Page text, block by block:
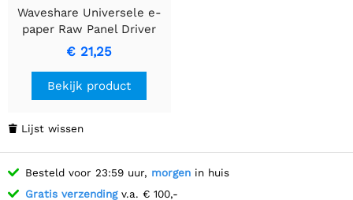
Waveshare Universele e-
paper Raw Panel Driver
Board, ESP8266 WiFi
Draadloos
€ 21,25
Bekijk product
 Lijst wissen
Besteld voor 23:59 uur, morgen in huis
Gratis verzendingv.a. € 100,-